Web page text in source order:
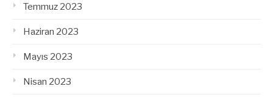
Temmuz 2023
Haziran 2023
Mayıs 2023
Nisan 2023